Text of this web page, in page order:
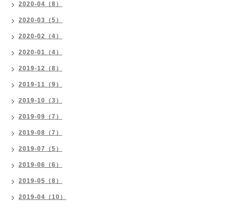
2020-04（8）
2020-03（5）
2020-02（4）
2020-01（4）
2019-12（8）
2019-11（9）
2019-10（3）
2019-09（7）
2019-08（7）
2019-07（5）
2019-06（6）
2019-05（8）
2019-04（10）